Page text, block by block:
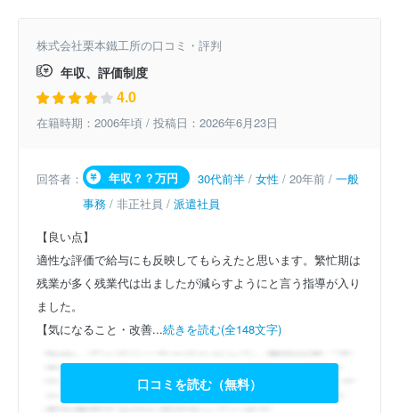
株式会社栗本鐵工所の口コミ・評判
年収、評価制度
4.0
在籍時期：2006年頃 / 投稿日：2026年6月23日
回答者： 年収？？万円 30代前半 /女性 / 20年前 /一般
事務 / 非正社員 / 派遣社員
【良い点】
適性な評価で給与にも反映してもらえたと思います。繁忙期は
残業が多く残業代は出ましたが減らすようにと言う指導が入り
ました。
【気になること・改善...続きを読む(全148文字)
口コミを読む（無料）